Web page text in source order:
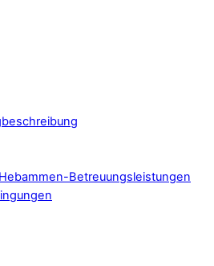
Betreuungsleistungen